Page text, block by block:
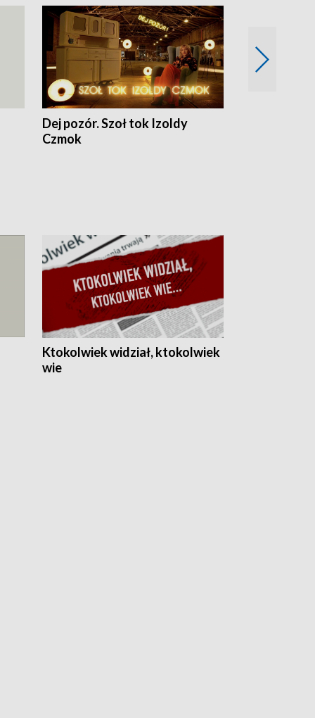
Dej pozór. Szoł tok Izoldy
Czmok
Ktokolwiek widział, ktokolwiek
wie